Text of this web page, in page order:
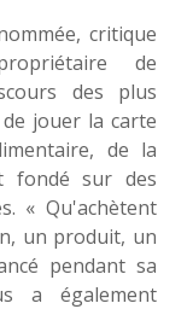
critique
de
des plus
jouer la carte
de la
fondé sur des
« Qu'achètent
un produit, un
pendant sa
a également